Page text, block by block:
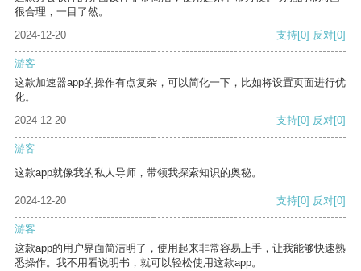
很合理，一目了然。
2024-12-20
支持[0] 反对[0]
游客
这款加速器app的操作有点复杂，可以简化一下，比如将设置页面进行优
化。
2024-12-20
支持[0] 反对[0]
游客
这款app就像我的私人导师，带领我探索知识的奥秘。
2024-12-20 支持[0] 反对[0]
游客
这款app的用户界面简洁明了，使用起来非常容易上手，让我能够快速熟
悉操作。我不用看说明书，就可以轻松使用这款app。